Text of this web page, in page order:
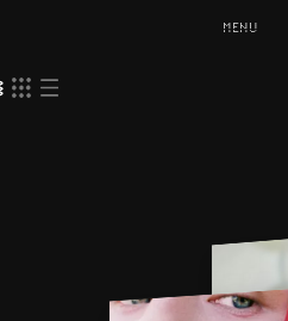
MENU